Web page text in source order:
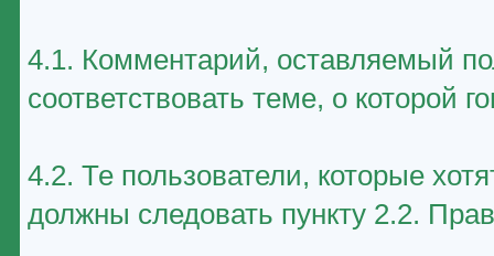
4.1. Комментарий, оставляемый
соответствовать теме, о которой
4.2. Те пользователи, которые
должны следовать пункту 2.2.